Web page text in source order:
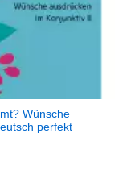
Wünsche
perfekt